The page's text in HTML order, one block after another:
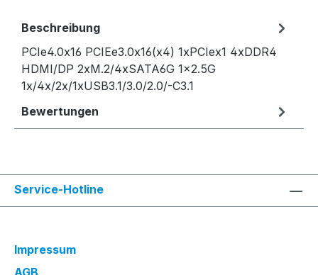
Beschreibung
PCIe4.0x16 PCIEe3.0x16(x4) 1xPCIex1 4xDDR4
HDMI/DP 2xM.2/4xSATA6G 1x2.5G
1x/4x/2x/1xUSB3.1/3.0/2.0/-C3.1
Bewertungen
Service-Hotline
Impressum
AGB